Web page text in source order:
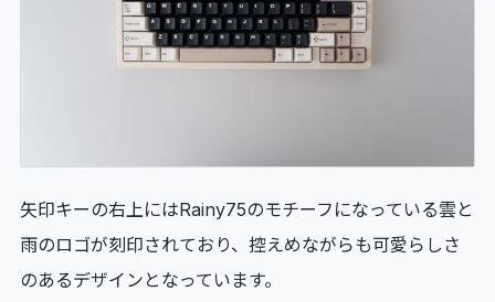
矢印キーの右上にはRainy75のモチーフになっている雲と
雨のロゴが刻印されており、控えめながらも可愛らしさ
のあるデザインとなっています。